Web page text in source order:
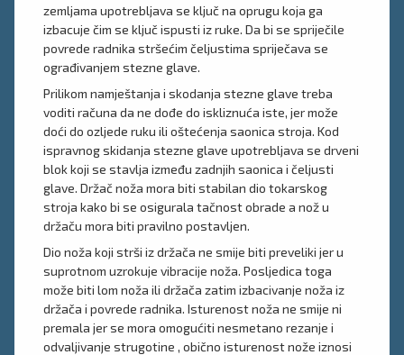
zemljama upotrebljava se ključ na oprugu koja ga
izbacuje čim se ključ ispusti iz ruke. Da bi se spriječile
povrede radnika stršećim čeljustima spriječava se
ograđivanjem stezne glave.
Prilikom namještanja i skodanja stezne glave treba
voditi računa da ne dođe do iskliznuća iste, jer može
doći do ozljede ruku ili oštećenja saonica stroja. Kod
ispravnog skidanja stezne glave upotrebljava se drveni
blok koji se stavlja između zadnjih saonica i čeljusti
glave. Držač noža mora biti stabilan dio tokarskog
stroja kako bi se osigurala tačnost obrade a nož u
držaču mora biti pravilno postavljen.
Dio noža koji strši iz držača ne smije biti preveliki jer u
suprotnom uzrokuje vibracije noža. Posljedica toga
može biti lom noža ili držača zatim izbacivanje noža iz
držača i povrede radnika. Isturenost noža ne smije ni
premala jer se mora omogućiti nesmetano rezanje i
odvaljivanje strugotine , obično isturenost nože iznosi